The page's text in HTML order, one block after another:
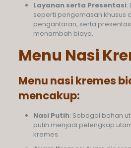
Layanan serta Presentasi:
seperti pengemasan khusus
pengantaran, serta
menambah biaya.
Menu Nasi
Menu nasi kremes
mencakup:
Nasi Putih: Sebagai bahan
putih menjadi pelengkap
kremes.